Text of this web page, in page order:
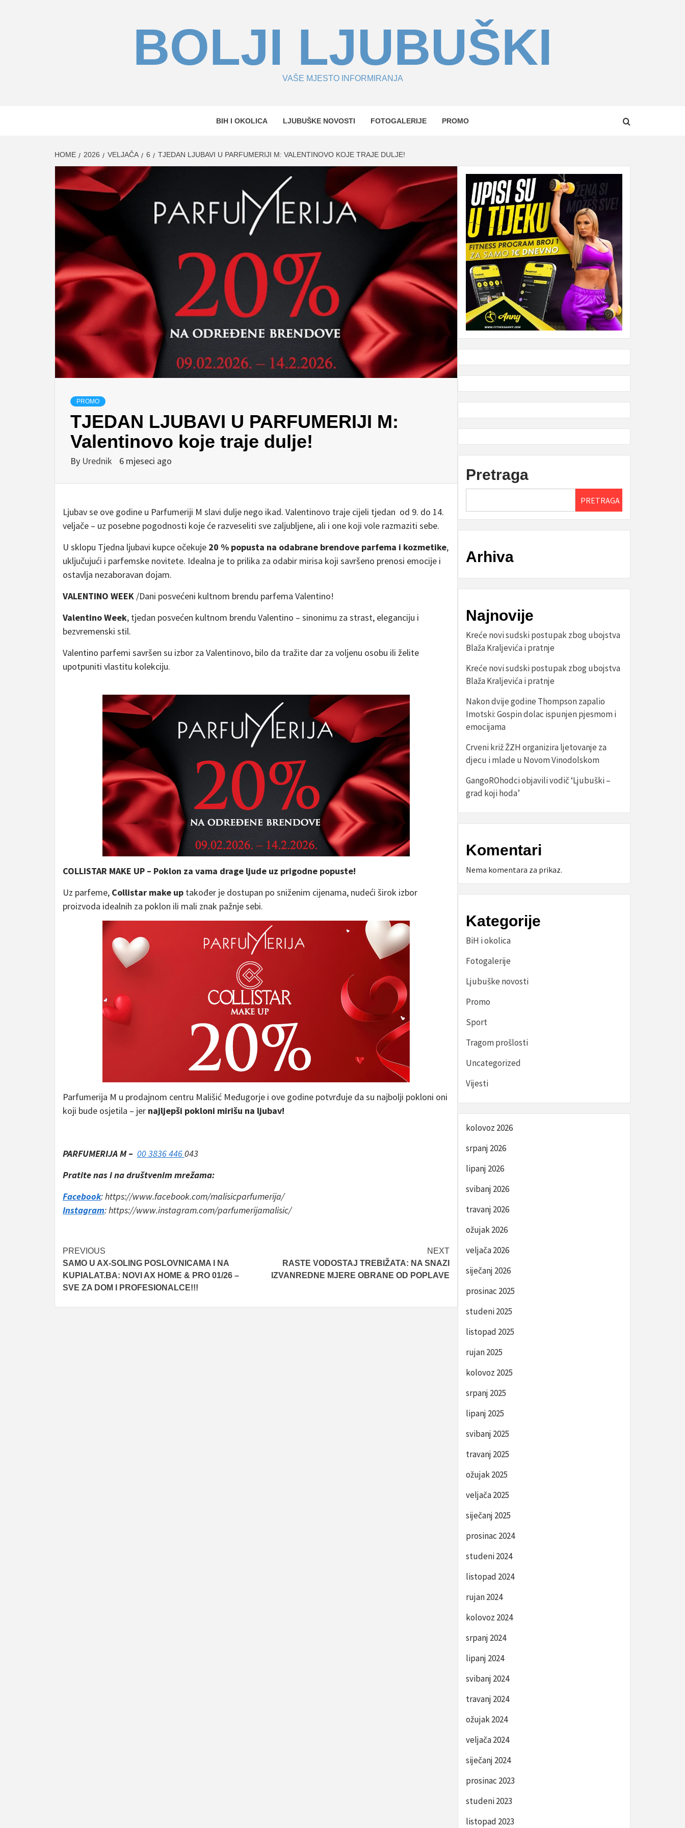
BOLJI LJUBUŠKI
VAŠE MJESTO INFORMIRANJA
BIH I OKOLICA LJUBUŠKE NOVOSTI FOTOGALERIJE PROMO
HOME 2026 VELJAČA 6 TJEDAN LJUBAVI U PARFUMERIJI M: VALENTINOVO KOJE TRAJE DULJE!
PROMO
TJEDAN LJUBAVI U PARFUMERIJI M:
Valentinovo koje traje dulje!
By Urednik 6 mjeseci ago
Ljubav se ove godine u Parfumeriji M slavi dulje nego ikad. Valentinovo traje cijeli tjedan od 9. do 14.
veljače – uz posebne pogodnosti koje će razveseliti sve zaljubljene, ali i one koji vole razmaziti sebe.
U sklopu Tjedna ljubavi kupce očekuje 20 % popusta na odabrane brendove parfema i kozmetike,
uključujući i parfemske novitete. Idealna je to prilika za odabir mirisa koji savršeno prenosi emocije i
ostavlja nezaboravan dojam.
VALENTINO WEEK /Dani posvećeni kultnom brendu parfema Valentino!
Valentino Week, tjedan posvećen kultnom brendu Valentino – sinonimu za strast, eleganciju i
bezvremenski stil.
Valentino parfemi savršen su izbor za Valentinovo, bilo da tražite dar za voljenu osobu ili želite
upotpuniti vlastitu kolekciju.
COLLISTAR MAKE UP – Poklon za vama drage ljude uz prigodne popuste!
Uz parfeme, Collistar make up također je dostupan po sniženim cijenama, nudeći širok izbor
proizvoda idealnih za poklon ili mali znak pažnje sebi.
Parfumerija M u prodajnom centru Mališić Međugorje i ove godine potvrđuje da su najbolji pokloni oni
koji bude osjetila – jer najljepši pokloni mirišu na ljubav!
PARFUMERIJA M– 00 3836 446043
Pratite nas i na društvenim mrežama:
Facebook: https://www.facebook.com/malisicparfumerija/
Instagram: https://www.instagram.com/parfumerijamalisic/
Post
navigation
PREVIOUS
SAMO U AX-SOLING POSLOVNICAMA I NA
KUPIALAT.BA: NOVI AX HOME & PRO 01/26 –
SVE ZA DOM I PROFESIONALCE!!!
NEXT
RASTE VODOSTAJ TREBIŽATA: NA SNAZI
IZVANREDNE MJERE OBRANE OD POPLAVE
Pretraga
PRETRAGA
Arhiva
Najnovije
Kreće novi sudski postupak zbog ubojstva
Blaža Kraljevića i pratnje
Kreće novi sudski postupak zbog ubojstva
Blaža Kraljevića i pratnje
Nakon dvije godine Thompson zapalio
Imotski: Gospin dolac ispunjen pjesmom i
emocijama
Crveni križ ŽZH organizira ljetovanje za
djecu i mlade u Novom Vinodolskom
GangoROhodci objavili vodič ‘Ljubuški –
grad koji hoda’
Komentari
Nema komentara za prikaz.
Kategorije
BiH i okolica
Fotogalerije
Ljubuške novosti
Promo
Sport
Tragom prošlosti
Uncategorized
Vijesti
kolovoz 2026
srpanj 2026
lipanj 2026
svibanj 2026
travanj 2026
ožujak 2026
veljača 2026
siječanj 2026
prosinac 2025
studeni 2025
listopad 2025
rujan 2025
kolovoz 2025
srpanj 2025
lipanj 2025
svibanj 2025
travanj 2025
ožujak 2025
veljača 2025
siječanj 2025
prosinac 2024
studeni 2024
listopad 2024
rujan 2024
kolovoz 2024
srpanj 2024
lipanj 2024
svibanj 2024
travanj 2024
ožujak 2024
veljača 2024
siječanj 2024
prosinac 2023
studeni 2023
listopad 2023